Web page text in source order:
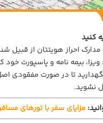
کنید
احراز هویتتان از قبیل
بیمه نامه و پاسپورت خود
تا در صورت مفقودی
نشوید.
مزایای سفر با تور‌های